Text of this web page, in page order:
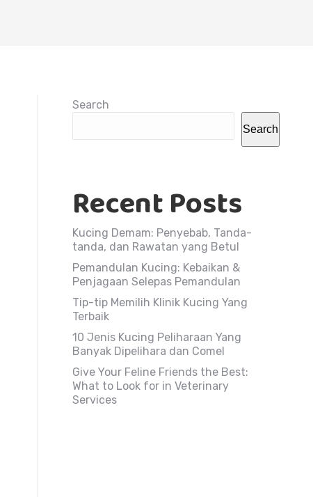
Search
Search
Recent Posts
Kucing Demam: Penyebab, Tanda-
tanda, dan Rawatan yang Betul
Pemandulan Kucing: Kebaikan &
Penjagaan Selepas Pemandulan
Tip-tip Memilih Klinik Kucing Yang
Terbaik
10 Jenis Kucing Peliharaan Yang
Banyak Dipelihara dan Comel
Give Your Feline Friends the Best:
What to Look for in Veterinary
Services